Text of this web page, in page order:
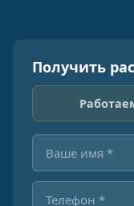
Получить